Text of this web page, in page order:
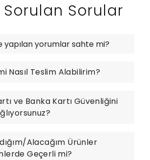
Sorulan Sorular
yapılan yorumlar sahte mi?
Nasıl Teslim Alabilirim?
ve Banka Kartı Güvenliğini
Alacağım Ürünler
Geçerli mi?